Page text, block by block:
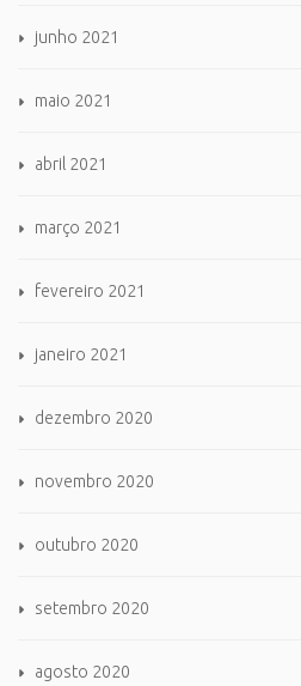
junho 2021
maio 2021
abril 2021
março 2021
fevereiro 2021
janeiro 2021
dezembro 2020
novembro 2020
outubro 2020
setembro 2020
agosto 2020